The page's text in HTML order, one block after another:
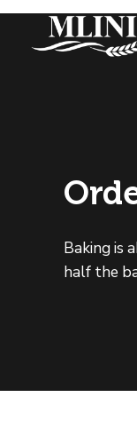
Baking is
half the